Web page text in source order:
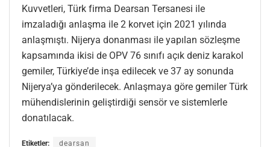
Kuvvetleri, Türk firma Dearsan Tersanesi ile
imzaladığı anlaşma ile 2 korvet için 2021 yılında
anlaşmıştı. Nijerya donanması ile yapılan sözleşme
kapsamında ikisi de OPV 76 sınıfı açık deniz karakol
gemiler, Türkiye’de inşa edilecek ve 37 ay sonunda
Nijerya’ya gönderilecek. Anlaşmaya göre gemiler Türk
mühendislerinin geliştirdiği sensör ve sistemlerle
donatılacak.
Etiketler: dearsan